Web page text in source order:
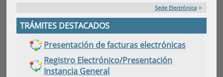
Sede Electrónica >
TRÁMITES DESTACADOS
Presentación de facturas electrónicas
Registro Electrónico/Presentación
Instancia General